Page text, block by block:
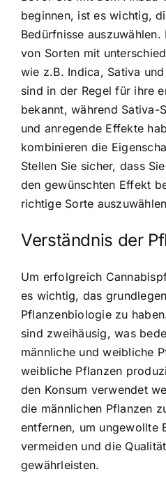
beginnen, ist es wichtig,
Bedürfnisse
von Sorten mit
wie z.B. Indica, Sativa
sind in der Regel für ihre
bekannt, während Sativa-
und anregende Effekte
kombinieren die
Stellen Sie sicher, dass
den gewünschten Effekt
richtige Sorte
Verständnis der
Um erfolgreich
es wichtig, das
Pflanzenbiologie zu
sind zweihäusig, was
männliche und weibliche
weibliche Pflanzen
den Konsum verwendet
die männlichen Pflanzen
entfernen, um ungewollte
vermeiden und die
gewährleisten.